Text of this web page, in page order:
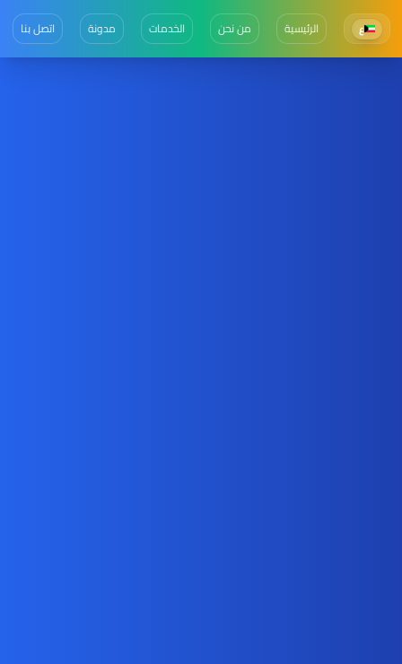
ع الرئيسية من نحن الخدمات مدونة اتصل بنا